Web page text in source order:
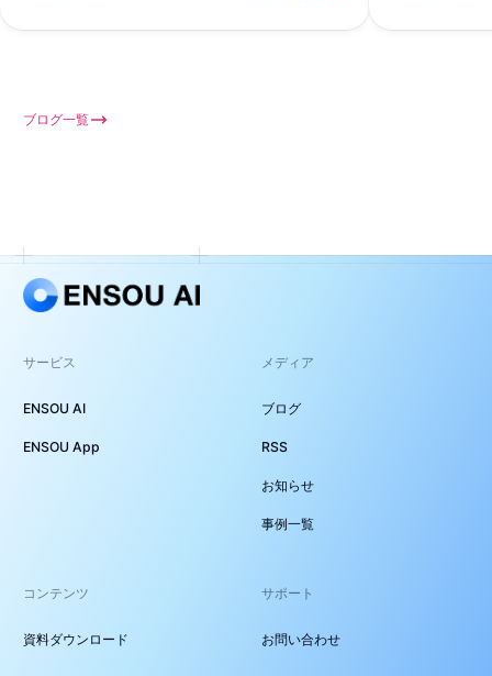
ブログ一覧
サービス
ENSOU AI
ENSOU App
メディア
ブログ
RSS
お知らせ
事例一覧
コンテンツ
資料ダウンロード
サポート
お問い合わせ